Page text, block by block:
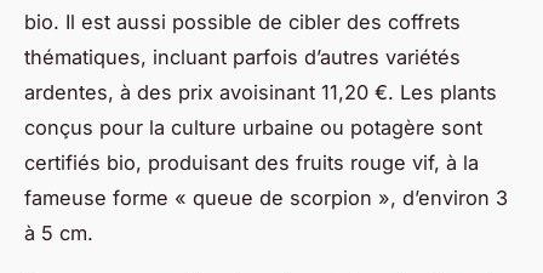
bio. Il est aussi possible de cibler des coffrets
thématiques, incluant parfois d’autres variétés
ardentes, à des prix avoisinant 11,20 €. Les plants
conçus pour la culture urbaine ou potagère sont
certifiés bio, produisant des fruits rouge vif, à la
fameuse forme « queue de scorpion », d’environ 3
à 5 cm.